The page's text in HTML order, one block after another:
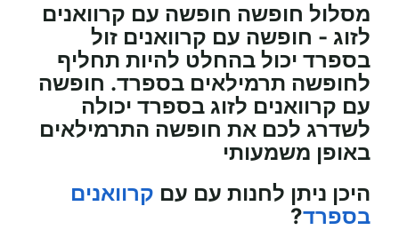
מסלול חופשה חופשה עם קרוואנים
לזוג - חופשה עם קרוואנים זול
בספרד יכול בהחלט להיות תחליף
לחופשה תרמילאים בספרד. חופשה
עם קרוואנים לזוג בספרד יכולה
לשדרג לכם את חופשה התרמילאים
באופן משמעותי
היכן ניתן לחנות עם עם קרוואנים
בספרד?